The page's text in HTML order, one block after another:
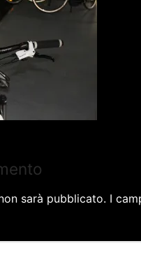
sarà pubblicato. I